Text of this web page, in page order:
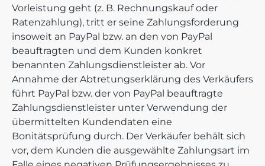
Vorleistung geht (z. B. Rechnungskauf oder
Ratenzahlung), tritt er seine Zahlungsforderung
insoweit an PayPal bzw. an den von PayPal
beauftragten und dem Kunden konkret
benannten Zahlungsdienstleister ab. Vor
Annahme der Abtretungserklärung des Verkäufers
führt PayPal bzw. der von PayPal beauftragte
Zahlungsdienstleister unter Verwendung der
übermittelten Kundendaten eine
Bonitätsprüfung durch. Der Verkäufer behält sich
vor, dem Kunden die ausgewählte Zahlungsart im